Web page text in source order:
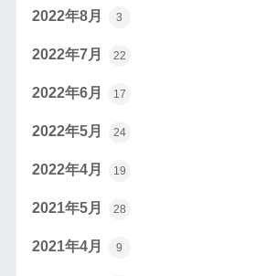
2022年8月 3
2022年7月 22
2022年6月 17
2022年5月 24
2022年4月 19
2021年5月 28
2021年4月 9